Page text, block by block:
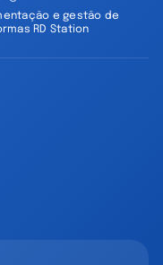
e gestão de
RD Station